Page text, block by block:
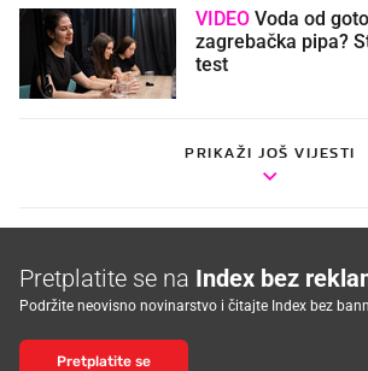
VIDEO
zagrebačka pipa?
test
PRIKAŽI JOŠ VIJESTI
Pretplatite se na Index bez
Podržite neovisno novinarstvo i čitajte Index bez
Pretplatite se